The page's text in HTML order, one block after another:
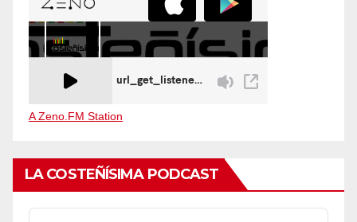
A Zeno.FM Station
LA COSTEÑÍSIMA PODCAST
Audio